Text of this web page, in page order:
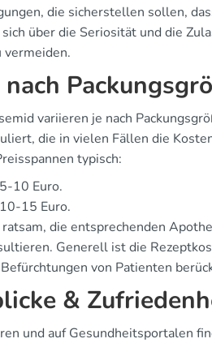
die sicherstellen sollen,
über die Seriosität und die
vermeiden.
variieren je nach
die in vielen Fällen die
typisch:
10 Euro.
15 Euro.
die entsprechenden
Generell ist die
von Patienten
&
und auf Gesundheitsportalen